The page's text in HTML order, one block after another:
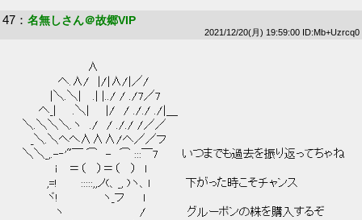
47 ： 名無しさん＠故郷VIP
2021/12/20(月) 19:59:00 ID:Mb+Uzrcq0
∧
へ.∧/　|/|∧/|／/
|＼.＼|　 .| |../ / ./7／7
へ_|　　.＼|　　|/　/ ././ ./|＿
＼.＼＼＼.ヽ　./　/ ././ /／／
_＼.＼ヘヘΛΛΛ/へ／／フ
＼＼_,.-‐'~￣ ⌒　-　⌒ :::￣7　　　いつまでも過去を振り返ってちゃね
i　 ＝（ 　）＝（ 　）　l
,=!　 　 :::::,,ノ(、_, )ヽ、l 　　　　下がった時こそチャンス
ヾ!　 　　　　ヽ_フ　　 l
ヽ　　　　　　　　　 /　　　　　グルーポンの株を購入するぞ